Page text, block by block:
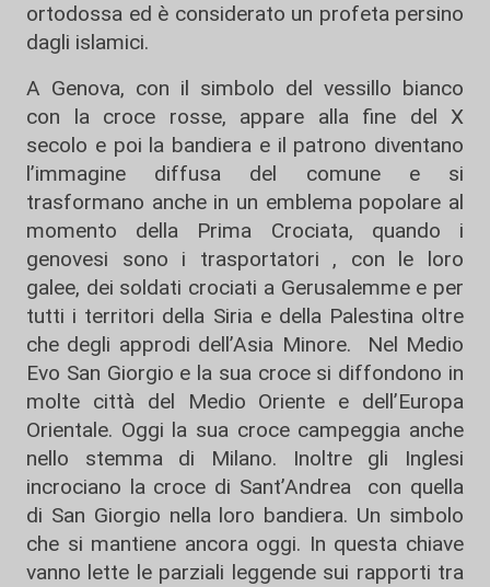
ortodossa ed è considerato un profeta persino
dagli islamici.
A Genova, con il simbolo del vessillo bianco
con la croce rosse, appare alla fine del X
secolo e poi la bandiera e il patrono diventano
l’immagine diffusa del comune e si
trasformano anche in un emblema popolare al
momento della Prima Crociata, quando i
genovesi sono i trasportatori , con le loro
galee, dei soldati crociati a Gerusalemme e per
tutti i territori della Siria e della Palestina oltre
che degli approdi dell’Asia Minore. Nel Medio
Evo San Giorgio e la sua croce si diffondono in
molte città del Medio Oriente e dell’Europa
Orientale. Oggi la sua croce campeggia anche
nello stemma di Milano. Inoltre gli Inglesi
incrociano la croce di Sant’Andrea con quella
di San Giorgio nella loro bandiera. Un simbolo
che si mantiene ancora oggi. In questa chiave
vanno lette le parziali leggende sui rapporti tra